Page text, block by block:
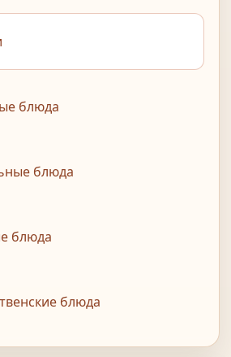
блюда
блюда
блюда
блюда